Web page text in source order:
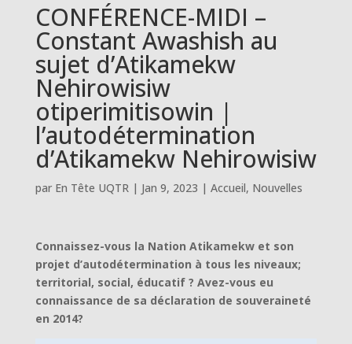
CONFÉRENCE-MIDI –
Constant Awashish au
sujet d’Atikamekw
Nehirowisiw
otiperimitisowin |
l’autodétermination
d’Atikamekw Nehirowisiw
par En Tête UQTR| Jan 9, 2023 | Accueil, Nouvelles
Connaissez-vous la Nation Atikamekw et son
projet d’autodétermination à tous les niveaux;
territorial, social, éducatif ? Avez-vous eu
connaissance de sa déclaration de souveraineté
en 2014?